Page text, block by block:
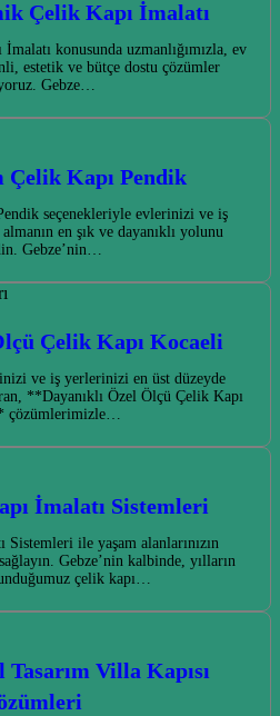
Çelik Kapı İmalatı
konusunda uzmanlığımızla, ev
estetik ve bütçe dostu çözümler
Gebze…
Çelik Kapı Pendik
seçenekleriyle evlerinizi ve iş
en şık ve dayanıklı yolunu
Gebze’nin…
Çelik Kapı Kocaeli
ve iş yerlerinizi en üst düzeyde
**Dayanıklı Özel Ölçü Çelik Kapı
çözümlerimizle…
İmalatı Sistemleri
Sistemleri ile yaşam alanlarınızın
Gebze’nin kalbinde, yılların
çelik kapı…
Tasarım Villa Kapısı